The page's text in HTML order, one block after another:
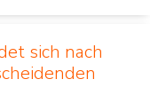
sich nach